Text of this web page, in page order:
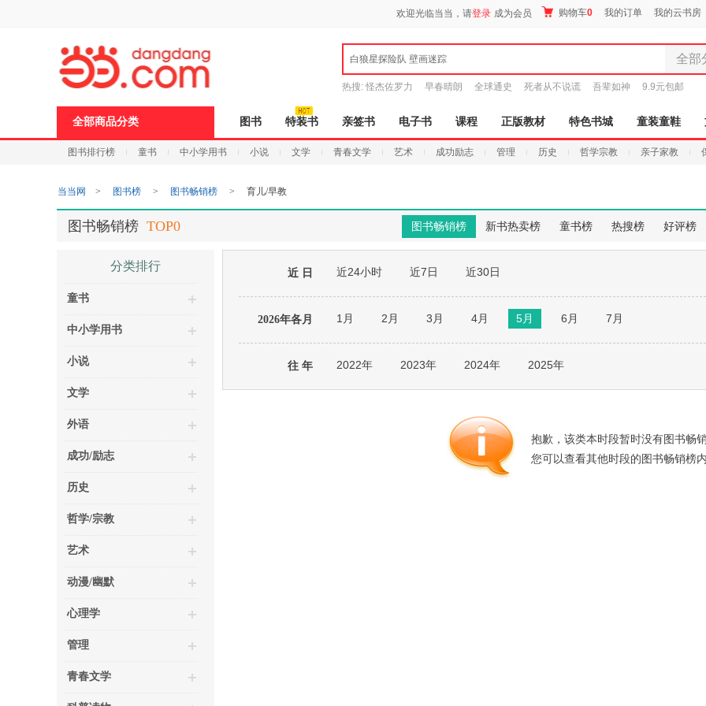
欢迎光临当当，请登录 成为会员 购物车0 我的订单 我的云书房
白狼星探险队 壁画迷踪 全部
全部分
图书
电子书
音像
玩具
孕婴
食品
手机
热搜: 怪杰佐罗力 早春晴朗 全球通史 死者从不说谎 吾辈如神 9.9元包邮
全部商品分类 图书 特装书 亲签书 电子书 课程 正版教材 特色书城 童装童鞋
图书排行榜 童书 中小学用书 小说 文学 青春文学 艺术 成功励志 管理 历史 哲学宗教 亲子家教
页
当当网 > 图书榜 > 图书畅销榜 > 育儿/早教
图书畅销榜 新书热卖榜 童书榜 热搜榜 好评榜
图书畅销榜 TOP0
分类排行
童书
中小学用书
小说
文学
外语
成功/励志
历史
哲学/宗教
艺术
动漫/幽默
心理学
管理
青春文学
近 日 近24小时 近7日 近30日
2026年各月 1月 2月 3月 4月 5月 6月 7月
往 年 2022年 2023年 2024年 2025年
抱歉，该类本时段暂时没有图书畅销
您可以查看其他时段的图书畅销榜内